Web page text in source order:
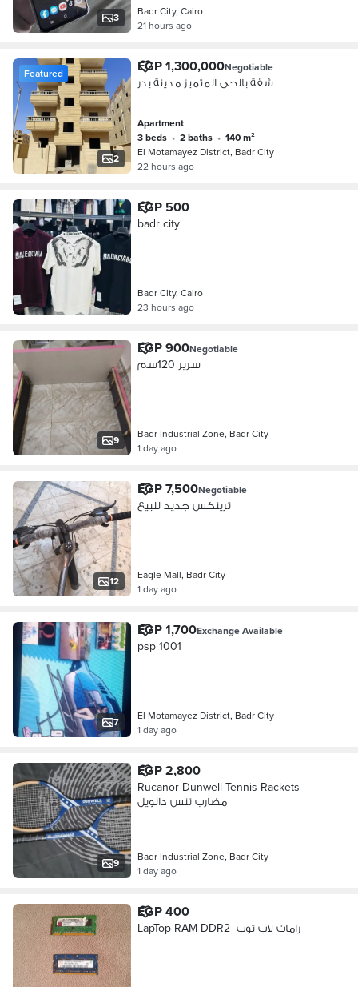
3
Badr City, Cairo
21 hours ago
2
Featured EGP 1,300,000Negotiable
شقة بالحى المتميز مدينة بدر
Apartment
3 beds • 2 baths •
140 m²
El Motamayez District, Badr City
22 hours ago
EGP 500
badr city
Badr City, Cairo
23 hours ago
9
EGP 900Negotiable
سرير 120سم
Badr Industrial Zone, Badr City
1 day ago
12
EGP 7,500Negotiable
ترينكس جديد للبيع
Eagle Mall, Badr City
1 day ago
7
EGP 1,700Exchange Available
psp 1001
El Motamayez District, Badr City
1 day ago
9
EGP 2,800
Rucanor Dunwell Tennis Rackets -
مضارب تنس دانويل
Badr Industrial Zone, Badr City
1 day ago
EGP 400
LapTop RAM DDR2- رامات لاب توب